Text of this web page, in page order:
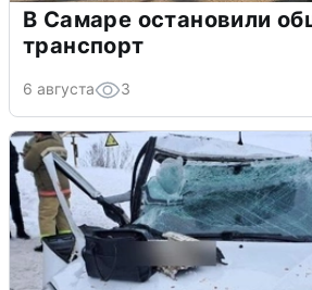
В Самаре остановили
транспорт
6 августа 3